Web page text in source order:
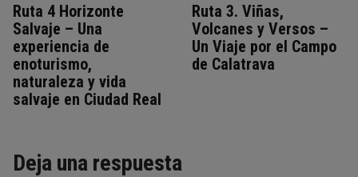
Ruta 4 Horizonte
Salvaje – Una
experiencia de
enoturismo,
naturaleza y vida
salvaje en Ciudad Real
Ruta 3. Viñas,
Volcanes y Versos –
Un Viaje por el Campo
de Calatrava
Deja una respuesta